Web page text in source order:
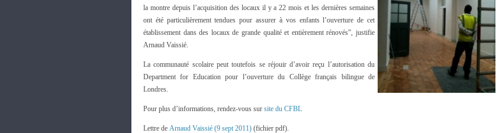
la montre depuis l’acquisition des locaux il y a 22 mois et les dernières semaines
ont été particulièrement tendues pour assurer à vos enfants l’ouverture de cet
établissement dans des locaux de grande qualité et entièrement rénovés”, justifie
Arnaud Vaissié.
La communauté scolaire peut toutefois se réjouir d’avoir reçu l’autorisation du
Department for Education pour l’ouverture du Collège français bilingue de
Londres.
Pour plus d’informations, rendez-vous sur site du CFBL
Lettre de Arnaud Vaissié (9 sept 2011) (fichier pdf).